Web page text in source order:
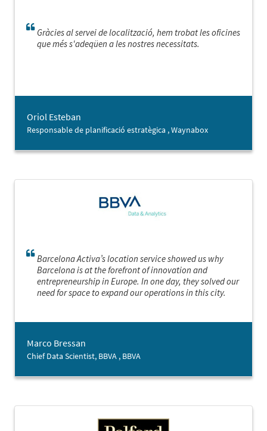
Gràcies al servei de localització, hem trobat les oficines
que més s'adeqüen a les nostres necessitats.
Oriol Esteban
Responsable de planificació estratègica , Waynabox
Barcelona Activa’s location service showed us why
Barcelona is at the forefront of innovation and
entrepreneurship in Europe. In one day, they solved our
need for space to expand our operations in this city.
Marco Bressan
Chief Data Scientist, BBVA , BBVA